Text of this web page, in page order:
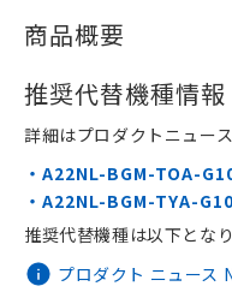
商品概要
推奨代替機種情報
プロダクト ニュース
推奨代替機種は以下となり
・A22NL-BGM-TOA-
・A22NL-BGM-TYA-
詳細はプロダクトニュー